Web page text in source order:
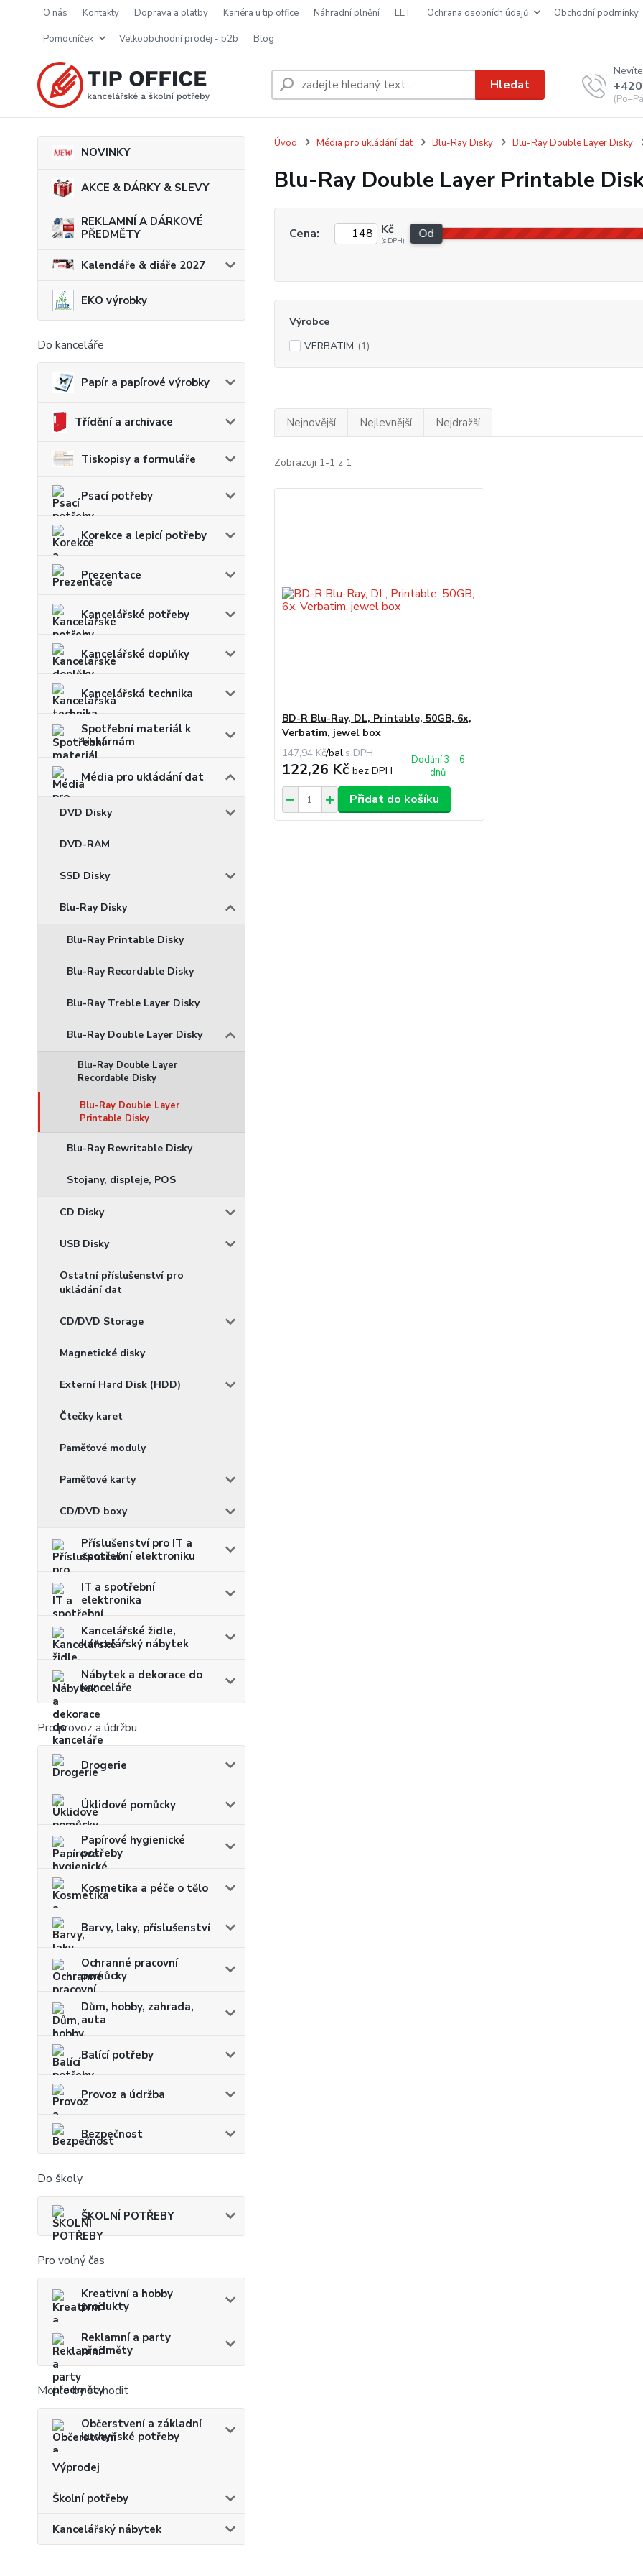
o nás kontakty doprava a platby kariéra u tip office náhradní plnění EET ochrana osobních údajů
obchodní podmínky
pomocníček
velkoobchodní prodej - b2b blog
Hledat
NOVINKY
AKCE & DÁRKY & SLEVY
REKLAMNÍ A DÁRKOVÉ
PŘEDMĚTY
Kalendáře & diáře 2027
EKO výrobky
Do kanceláře
Papír a papírové výrobky
Třídění a archivace
Tiskopisy a formuláře
Psací potřeby
Korekce a lepicí potřeby
Prezentace
Kancelářské potřeby
Kancelářské doplňky
Kancelářská technika
Spotřební materiál k
tiskárnám
Média pro ukládání dat
DVD Disky
DVD-RAM
SSD Disky
Blu-Ray Disky
Blu-Ray Printable Disky
Blu-Ray Recordable Disky
Blu-Ray Treble Layer Disky
Blu-Ray Double Layer Disky
Blu-Ray Double Layer
Recordable Disky
Blu-Ray Double Layer
Printable Disky
Blu-Ray Rewritable Disky
Stojany, displeje, POS
CD Disky
USB Disky
Ostatní příslušenství pro
ukládání dat
CD/DVD Storage
Magnetické disky
Externí Hard Disk (HDD)
Čtečky karet
Paměťové moduly
Paměťové karty
CD/DVD boxy
Příslušenství pro IT a
spotřební elektroniku
IT a spotřební
elektronika
Kancelářské židle,
kancelářský nábytek
Nábytek a dekorace do
kanceláře
Pro provoz a údržbu
Drogerie
Úklidové pomůcky
Papírové hygienické
potřeby
Kosmetika a péče o tělo
Barvy, laky, příslušenství
Ochranné pracovní
pomůcky
Dům, hobby, zahrada,
auta
Balící potřeby
Provoz a údržba
Bezpečnost
Do školy
ŠKOLNÍ POTŘEBY
Pro volný čas
Kreativní a hobby
produkty
Reklamní a party
předměty
Mohlo by se hodit
Občerstvení a základní
kuchyňské potřeby
Výprodej
Školní potřeby
Kancelářský nábytek
Úvod Média pro ukládání dat Blu-Ray Disky Blu-Ray Double Layer Disky
Blu-Ray Double Layer Printable
Cena: Kč Od
Výrobce
VERBATIM (1)
Nejnovější Nejlevnější Nejdražší
Zobrazuji 1-1 z 1
BD-R Blu-Ray, DL, Printable, 50GB, 6x,
Verbatim, jewel box
147,94 Kč/bal.
122,26 Kč bez DPH
Dodání 3 – 6
dnů
Přidat do košíku